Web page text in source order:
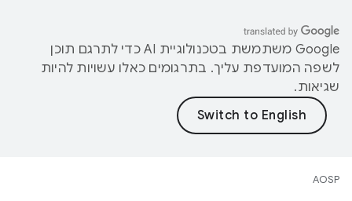
‫Google משתמשת בטכנולוגיית AI כדי לתרגם תוכן
לשפה המועדפת עליך. בתרגומים כאלו עשויות להיות
שגיאות.
AOSP